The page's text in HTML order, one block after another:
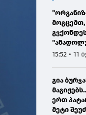
მოგცემთ,
15:52 • 11
გია
ერთ
მეტი